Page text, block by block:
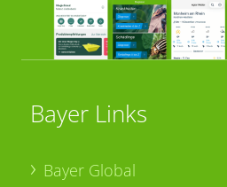
Bayer Links
Bayer Global